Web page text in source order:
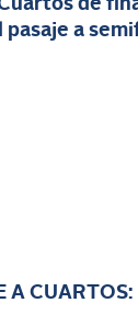
de
a
A CUARTOS: